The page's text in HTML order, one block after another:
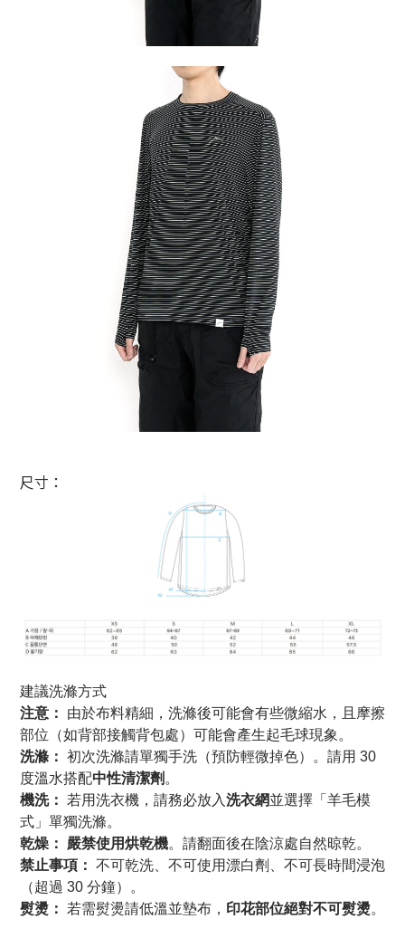
尺寸：
建議洗滌方式
注意：
由於布料精細，洗滌後可能會有些微縮水，且摩擦
部位（如背部接觸背包處）可能會產生起毛球現象。
洗滌： 初次洗滌請單獨手洗（預防輕微掉色）。請用 30
度溫水搭配中性清潔劑 。
機洗：
若用洗衣機，請務必放入洗衣網並選擇「羊毛模
式」單獨洗滌。
乾燥：
嚴禁使用烘乾機。請翻面後在陰涼處自然晾乾。
禁止事項： 不可乾洗、不可使用漂白劑、不可長時間浸泡
（超過 30 分鐘）。
熨燙：
若需熨燙請低溫並墊布， 印花部位絕對不可熨燙。